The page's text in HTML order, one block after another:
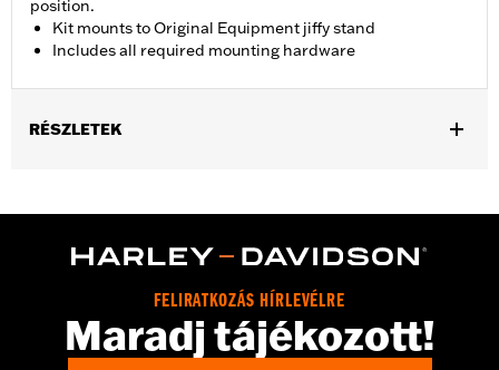
position.
Kit mounts to Original Equipment jiffy stand
Includes all required mounting hardware
RÉSZLETEK
Installation Instructions
Jiffy stand and all necessary installation hardware
WARRANTY:1 year limited warranty – Go towww.h-
d.com/warrantyfor full details
FELIRATKOZÁS HÍRLEVÉLRE
Maradj tájékozott!